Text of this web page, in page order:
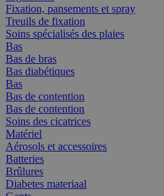
Fixation, pansements et spray
Treuils de fixation
Soins spécialisés des plaies
Bas
Bas de bras
Bas diabétiques
Bas
Bas de contention
Bas de contention
Soins des cicatrices
Matériel
Aérosols et accessoires
Batteries
Brûlures
Diabetes materiaal